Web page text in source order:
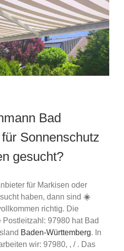
Bad
Sonnenschutz
gesucht?
für Markisen oder
haben, dann sind ☀️
richtig. Die
97980 hat Bad
Baden-Württemberg. In
wir: 97980, , / . Das